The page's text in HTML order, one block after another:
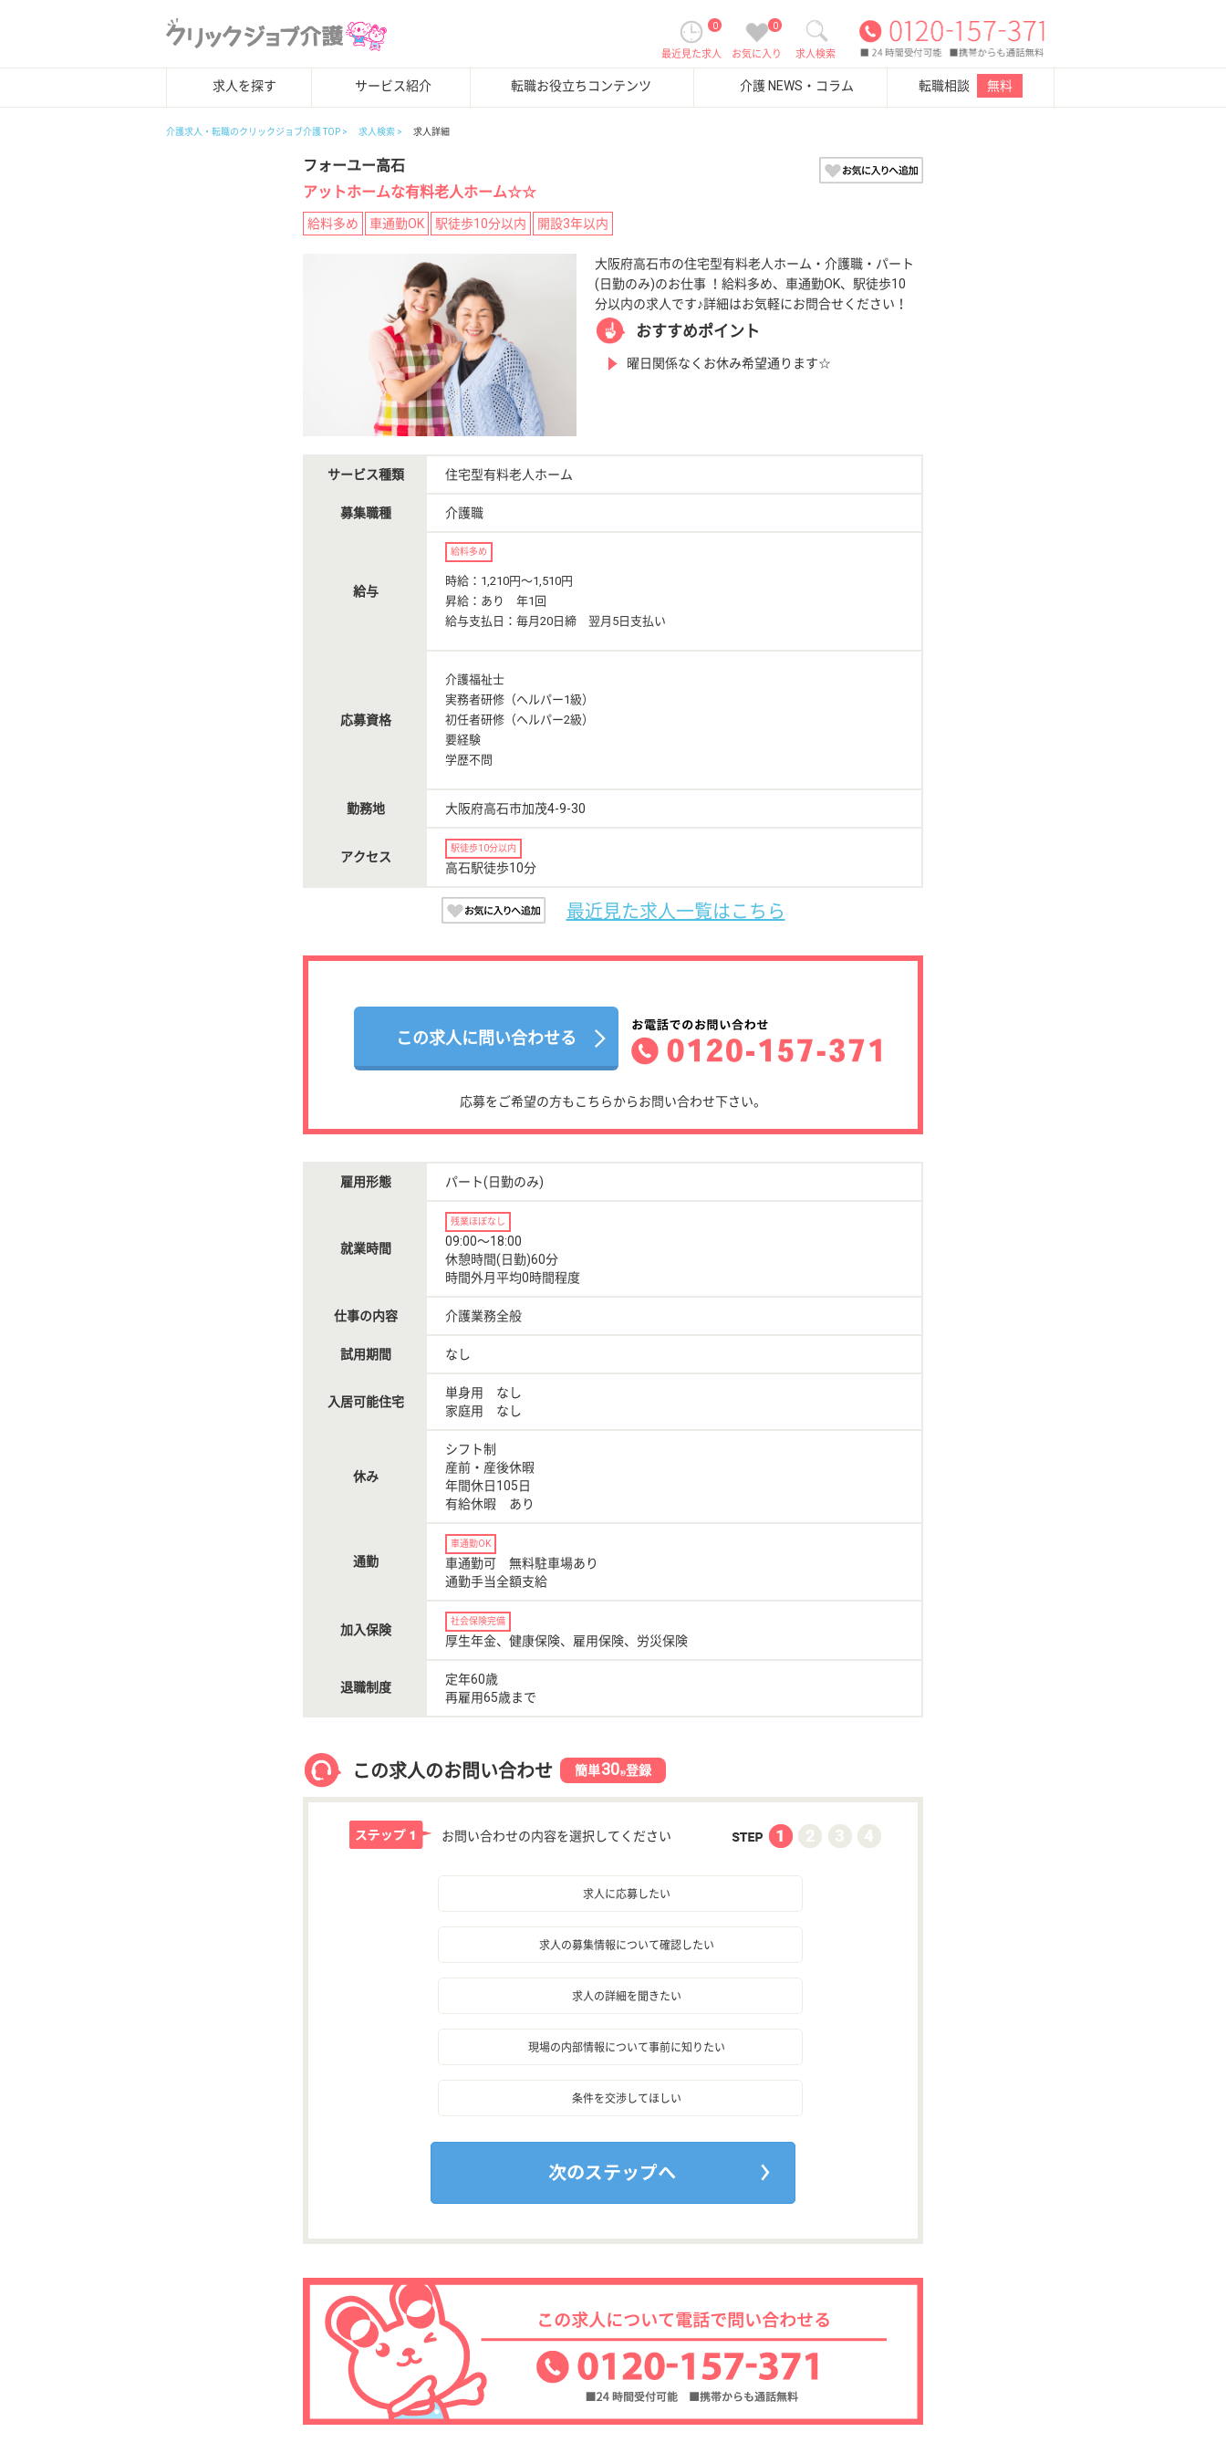
求人検索
0
お気に入り
0
最近見た求人
求人を探す サービス紹介 転職お役立ちコンテンツ 介護 NEWS・コラム 転職相談 無料
介護求人・転職のクリックジョブ介護 TOP 求人検索 求人詳細
フォーユー高石
アットホームな有料老人ホーム☆☆
給料多め 車通勤OK 駅徒歩10分以内 開設3年以内
大阪府高石市の住宅型有料老人ホーム・介護職・パート
(日勤のみ)のお仕事 ！給料多め、車通勤OK、駅徒歩10
分以内の求人です♪詳細はお気軽にお問合せください！
おすすめポイント
曜日関係なくお休み希望通ります☆
サービス種類 住宅型有料老人ホーム
募集職種 介護職
給与
給料多め
時給：1,210円〜1,510円
昇給：あり 年1回
給与支払日：毎月20日締 翌月5日支払い
応募資格
介護福祉士
実務者研修（ヘルパー1級）
初任者研修（ヘルパー2級）
要経験
学歴不問
勤務地 大阪府高石市加茂4-9-30
アクセス
駅徒歩10分以内
高石駅徒歩10分
最近見た求人一覧はこちら
この求人に問い合わせる
応募をご希望の方もこちらからお問い合わせ下さい。
雇用形態 パート(日勤のみ)
就業時間
残業ほぼなし
09:00〜18:00
休憩時間(日勤)60分
時間外月平均0時間程度
仕事の内容 介護業務全般
試用期間 なし
入居可能住宅
単身用 なし
家庭用 なし
休み
シフト制
産前・産後休暇
年間休日105日
有給休暇 あり
通勤
車通勤OK
車通勤可 無料駐車場あり
通勤手当全額支給
加入保険
社会保険完備
厚生年金、健康保険、雇用保険、労災保険
退職制度
定年60歳
再雇用65歳まで
この求人のお問い合わせ 簡単30秒登録
お問い合わせの内容を選択してください
求人に応募したい
求人の募集情報について確認したい
求人の詳細を聞きたい
現場の内部情報について事前に知りたい
条件を交渉してほしい